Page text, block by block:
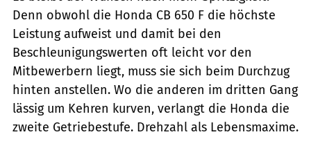
Denn obwohl die Honda CB 650 F die höchste
Leistung aufweist und damit bei den
Beschleunigungswerten oft leicht vor den
Mitbewerbern liegt, muss sie sich beim Durchzug
hinten anstellen. Wo die anderen im dritten Gang
lässig um Kehren kurven, verlangt die Honda die
zweite Getriebestufe. Drehzahl als Lebensmaxime.